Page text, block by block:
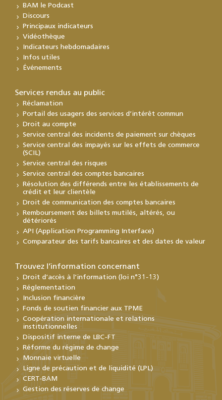
BAM le Podcast
Discours
Principaux indicateurs
Vidéothèque
Indicateurs hebdomadaires
Infos utiles
Événements
Services rendus au public
Réclamation
Portail des usagers des services d’intérêt commun
Droit au compte
Service central des incidents de paiement sur chèques
Service central des impayés sur les effets de commerce
(SCIL)
Service central des risques
Service central des comptes bancaires
Résolution des différends entre les établissements de
crédit et leur clientèle
Droit de communication des comptes bancaires
Remboursement des billets mutilés, altérés, ou
détériorés
API (Application Programming Interface)
Comparateur des tarifs bancaires et des dates de valeur
Trouvez l’information concernant
Droit d’accès à l’information (loi n°31-13)
Réglementation
Inclusion financière
Fonds de soutien financier aux TPME
Coopération internationale et relations
institutionnelles
Dispositif interne de LBC-FT
Réforme du régime de change
Monnaie virtuelle
Ligne de précaution et de liquidité (LPL)
CERT-BAM
Gestion des réserves de change